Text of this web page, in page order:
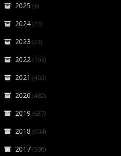
2025 (9)
2024 (22)
2023 (23)
2022 (193)
2021 (403)
2020 (482)
2019 (637)
2018 (604)
2017 (580)